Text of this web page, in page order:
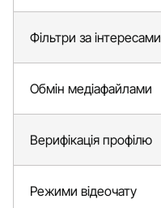
Фільтри за інтересами
Обмін медіафайлами
Верифікація профілю
Режими відеочату